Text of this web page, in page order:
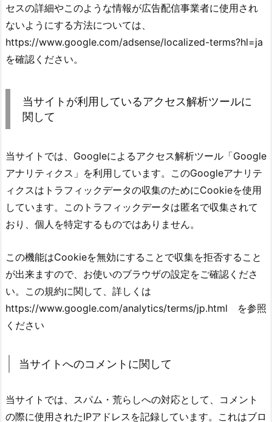
セスの詳細やこのような情報が広告配信事業者に使用され
ないようにする方法については、
https://www.google.com/adsense/localized-terms?hl=ja
を確認ください。
当サイトが利用しているアクセス解析ツールに
関して
当サイトでは、Googleによるアクセス解析ツール「Google
アナリティクス」を利用しています。このGoogleアナリテ
ィクスはトラフィックデータの収集のためにCookieを使用
しています。このトラフィックデータは匿名で収集されて
おり、個人を特定するものではありません。
この機能はCookieを無効にすることで収集を拒否すること
が出来ますので、お使いのブラウザの設定をご確認くださ
い。この規約に関して、詳しくは
https://www.google.com/analytics/terms/jp.html を参照
ください
当サイトへのコメントに関して
当サイトでは、スパム・荒らしへの対応として、コメント
の際に使用されたIPアドレスを記録しています。これはブロ